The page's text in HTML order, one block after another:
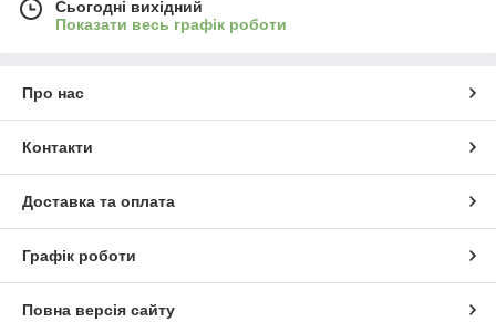
Сьогодні вихідний
Показати весь графік роботи
Про нас
Контакти
Доставка та оплата
Графік роботи
Повна версія сайту